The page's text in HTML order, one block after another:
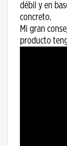
débil y en
concreto.
Mi gran
producto